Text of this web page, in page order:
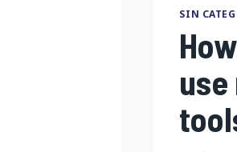
SIN